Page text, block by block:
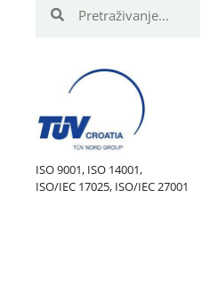
ISO 9001, ISO 14001,
ISO/IEC 17025, ISO/IEC 27001